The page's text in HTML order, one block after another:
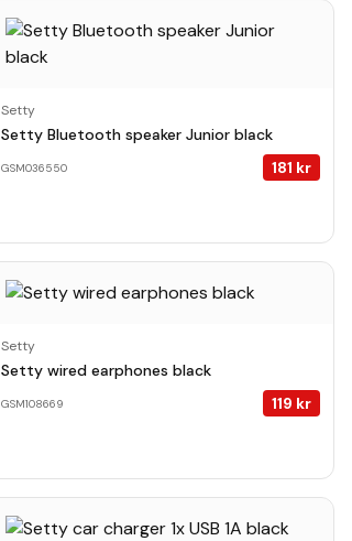
Setty
Setty Bluetooth speaker Junior black
GSM036550 181 kr
Setty
Setty wired earphones black
GSM108669 119 kr